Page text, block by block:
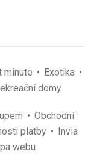
minute
Exotika
domy
Obchodní
platby
Invia
webu